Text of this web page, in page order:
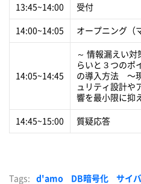
13:45~14:00 受付
14:00~14:05 オープニング（
14:05~14:45
～ 情報漏えい
らいと３つのポ
の導入方法 〜
ュリティ設計や
響を最小限に抑
14:45~15:00 質疑応答
Tags: d'amo DB暗号化 サイ